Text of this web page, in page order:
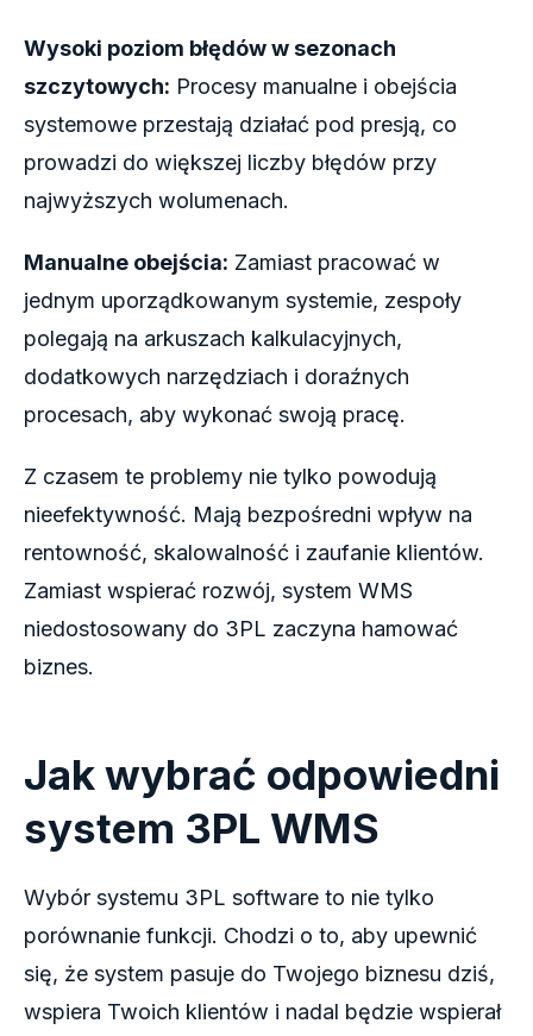
Wysoki poziom błędów w sezonach
szczytowych: Procesy manualne i obejścia
systemowe przestają działać pod presją, co
prowadzi do większej liczby błędów przy
najwyższych wolumenach.
Manualne obejścia: Zamiast pracować w
jednym uporządkowanym systemie, zespoły
polegają na arkuszach kalkulacyjnych,
dodatkowych narzędziach i doraźnych
procesach, aby wykonać swoją pracę.
Z czasem te problemy nie tylko powodują
nieefektywność. Mają bezpośredni wpływ na
rentowność, skalowalność i zaufanie klientów.
Zamiast wspierać rozwój, system WMS
niedostosowany do 3PL zaczyna hamować
biznes.
Jak wybrać odpowiedni
system 3PL WMS
Wybór systemu 3PL software to nie tylko
porównanie funkcji. Chodzi o to, aby upewnić
się, że system pasuje do Twojego biznesu dziś,
wspiera Twoich klientów i nadal będzie wspierał